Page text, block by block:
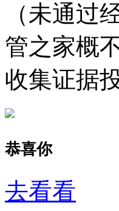
（未通过
管之家概
收集证据
恭喜你
去看看